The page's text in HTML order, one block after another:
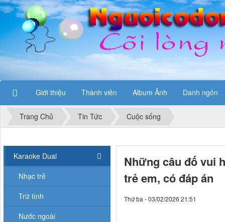
Giới thiệu Thành viên Album Ảnh Danh ngôn
Trang Chủ Tin Tức Cuộc sống
Những câu đố vui
trẻ em, có đáp án
Thứ ba - 03/02/2026 21:51
Karaoke Dual
Nhạc trẻ
Trữ tình
Nước ngoài